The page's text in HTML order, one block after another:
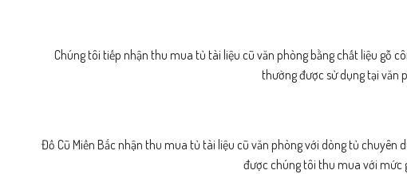
Chúng tôi tiếp nhận thu mua tủ tài liệu cũ văn phòng bằng chất liệu gỗ
thường được sử dụng tại văn
Đồ Cũ Miền Bắc nhận thu mua tủ tài liệu cũ văn phòng với dòng tủ
được chúng tôi thu mua với mức